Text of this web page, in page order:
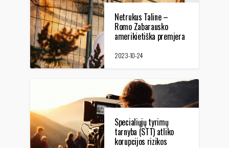
Netrukus Taline –
Romo Zabarausko
amerikietiška premjera
2023-10-24
Specialiųjų tyrimų
tarnyba (STT) atliko
korupcijos rizikos